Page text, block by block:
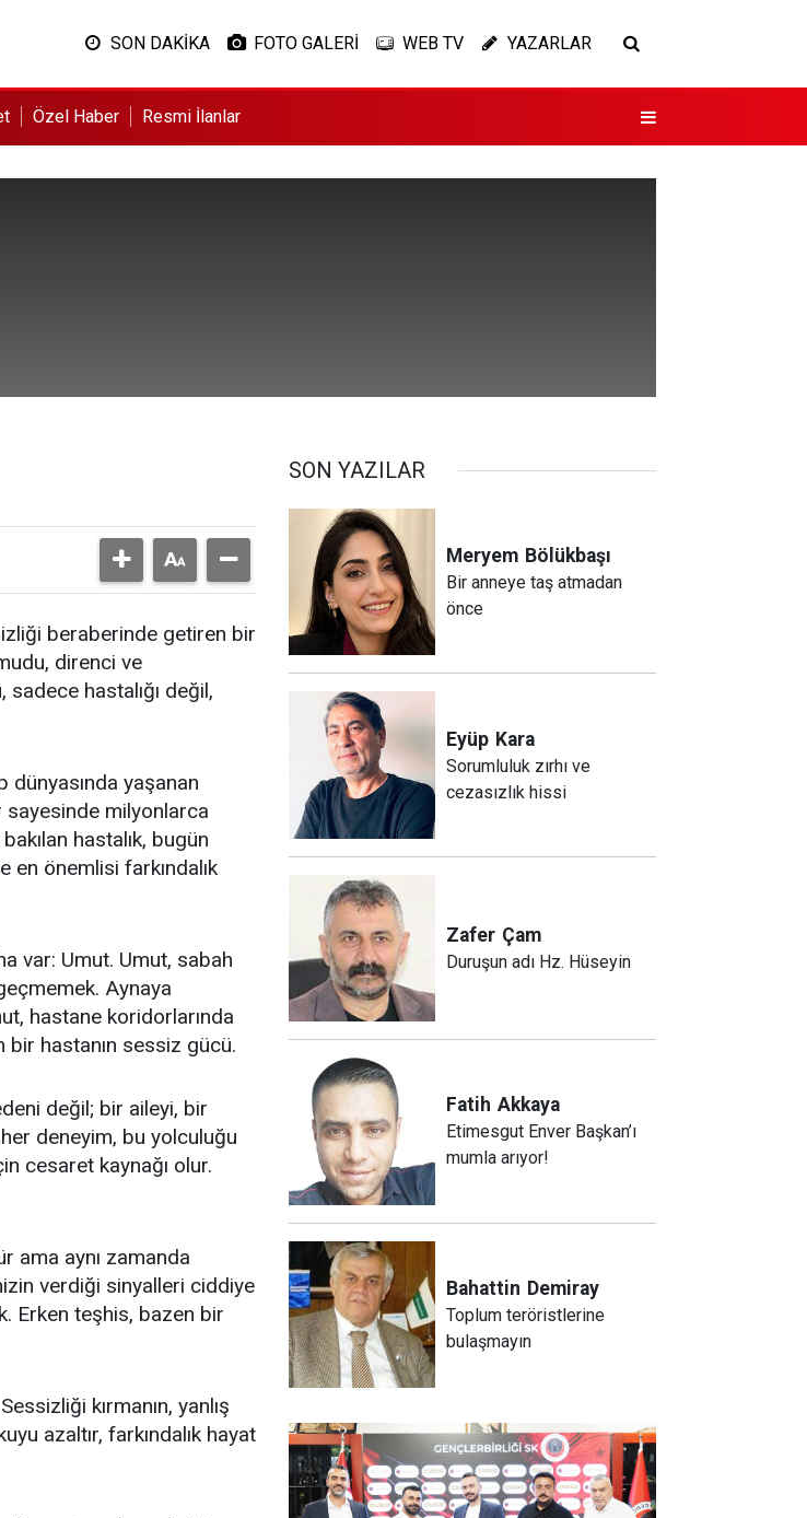
SON DAKİKA FOTO GALERİ WEB TV YAZARLAR
Özel Haber Resmi İlanlar
beraberinde getiren bir
direnci ve
sadece hastalığı değil,
dünyasında yaşanan
sayesinde milyonlarca
hastalık, bugün
en önemlisi farkındalık
var: Umut. Umut, sabah
Aynaya
hastane koridorlarında
bir hastanın sessiz gücü.
değil; bir aileyi, bir
deneyim, bu yolculuğu
cesaret kaynağı olur.
ama aynı zamanda
verdiği sinyalleri ciddiye
Erken teşhis, bazen bir
kırmanın, yanlış
azaltır, farkındalık hayat
SON YAZILAR
Meryem Bölükbaşı
Bir anneye taş atmadan
önce
Eyüp Kara
Sorumluluk zırhı ve
cezasızlık hissi
Zafer Çam
Duruşun adı Hz. Hüseyin
Fatih Akkaya
Etimesgut Enver Başkan’ı
mumla arıyor!
Bahattin Demiray
Toplum teröristlerine
bulaşmayın